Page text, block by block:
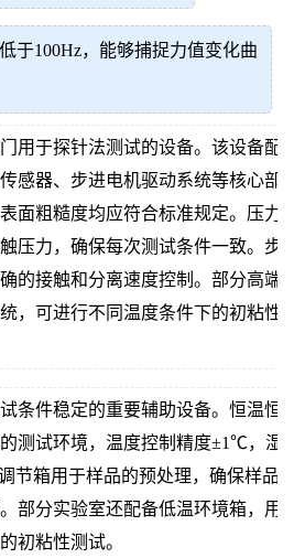
于100Hz，能够捕捉力值变化曲
用于探针法测试的设备。该设备配
感器、步进电机驱动系统等核心部
面粗糙度均应符合标准规定。压力
压力，确保每次测试条件一致。步
的接触和分离速度控制。部分高端
，可进行不同温度条件下的初粘性
条件稳定的重要辅助设备。恒温恒
测试环境，温度控制精度±1℃，湿
节箱用于样品的预处理，确保样品
部分实验室还配备低温环境箱，用
初粘性测试。